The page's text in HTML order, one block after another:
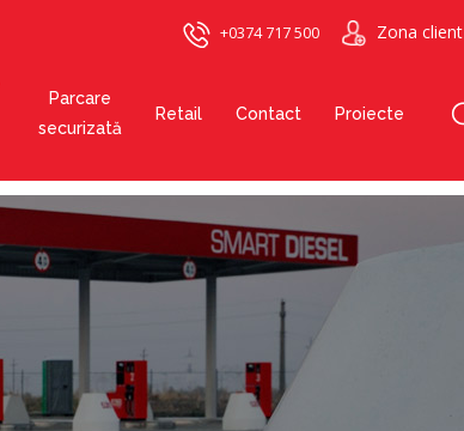
+0374 717 500 Zona client
Parcare
securizată
Retail Contact Proiecte